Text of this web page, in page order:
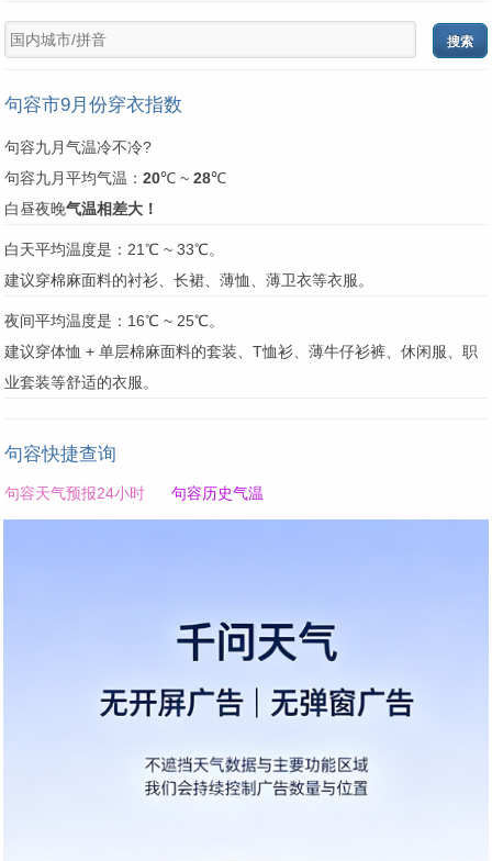
句容市9月份穿衣指数
句容九月气温冷不冷?
句容九月平均气温： 20℃ ~ 28℃
白昼夜晚气温相差大！
白天平均温度是：21℃ ~ 33℃。
建议穿棉麻面料的衬衫、长裙、薄恤、薄卫衣等衣服。
夜间平均温度是：16℃ ~ 25℃。
建议穿体恤 + 单层棉麻面料的套装、T恤衫、薄牛仔衫裤、休闲服、职
业套装等舒适的衣服。
句容快捷查询
句容天气预报24小时 句容历史气温